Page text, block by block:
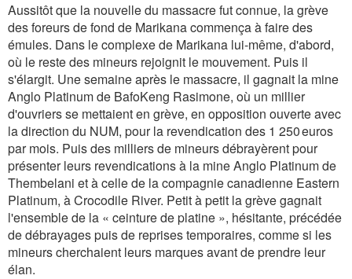
Aussitôt que la nouvelle du massacre fut connue, la grève
des foreurs de fond de Marikana commença à faire des
émules. Dans le complexe de Marikana lui-même, d'abord,
où le reste des mineurs rejoignit le mouvement. Puis il
s'élargit. Une semaine après le massacre, il gagnait la mine
Anglo Platinum de BafoKeng Rasimone, où un millier
d'ouvriers se mettaient en grève, en opposition ouverte avec
la direction du NUM, pour la revendication des 1 250 euros
par mois. Puis des milliers de mineurs débrayèrent pour
présenter leurs revendications à la mine Anglo Platinum de
Thembelani et à celle de la compagnie canadienne Eastern
Platinum, à Crocodile River. Petit à petit la grève gagnait
l'ensemble de la « ceinture de platine », hésitante, précédée
de débrayages puis de reprises temporaires, comme si les
mineurs cherchaient leurs marques avant de prendre leur
élan.